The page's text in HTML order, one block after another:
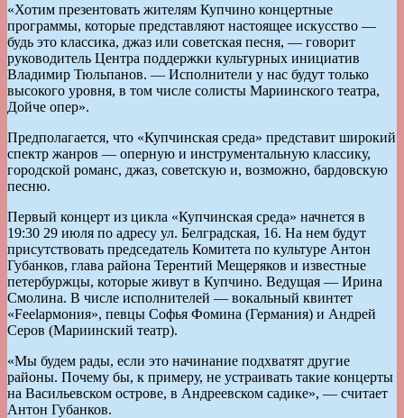
«Хотим презентовать жителям Купчино концертные
программы, которые представляют настоящее искусство —
будь это классика, джаз или советская песня, — говорит
руководитель Центра поддержки культурных инициатив
Владимир Тюльпанов. — Исполнители у нас будут только
высокого уровня, в том числе солисты Мариинского театра,
Дойче опер».
Предполагается, что «Купчинская среда» представит широкий
спектр жанров — оперную и инструментальную классику,
городской романс, джаз, советскую и, возможно, бардовскую
песню.
Первый концерт из цикла «Купчинская среда» начнется в
19:30 29 июля по адресу ул. Белградская, 16. На нем будут
присутствовать председатель Комитета по культуре Антон
Губанков, глава района Терентий Мещеряков и известные
петербуржцы, которые живут в Купчино. Ведущая — Ирина
Смолина. В числе исполнителей — вокальный квинтет
«Feelармония», певцы Софья Фомина (Германия) и Андрей
Серов (Мариинский театр).
«Мы будем рады, если это начинание подхватят другие
районы. Почему бы, к примеру, не устраивать такие концерты
на Васильевском острове, в Андреевском садике», — считает
Антон Губанков.